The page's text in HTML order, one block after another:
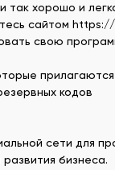
так хорошо и
сайтом
свою
кодов
сети для
бизнеса.